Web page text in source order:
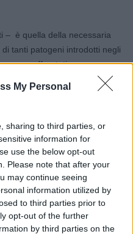
My Personal
sharing to third parties, or
information for
use the below opt-out
Please note that after your
may continue seeing
information utilized by
to third parties prior to
opt-out of the further
by third parties on the
– è quella della necessaria
tanti patogeni introdotti negli
vanno affrontati
dei centri urbani ma anche
peraltro – precisa la
anche il rischio di allergie
graminacee di cui,
circa un quarto della
la Coldiretti – di lavori non
del settore nel rispetto
contenere il contagio da
in Italia è aumentato del
nei capoluoghi di provincia